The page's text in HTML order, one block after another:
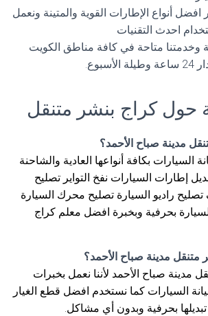
أنواع الإطارات القوية والمتينة ونعمل
احدث التقنيات
وخدمتنا متاحة في كافة مناطق الكويت
حول كراج بنشر متنقل
مدينة صباح الأحمد؟
السيارات بكافة أنواعها العادية والشاحنة
إطارات السيارات نفخ التواير تصليح
راديو السيارة تصليح محرك السيارة
بحرفية وبخبرة افضل معلم كراج
متنقل مدينة صباح الأحمد؟
مدينة صباح الأحمد لأننا نعمل بخبرات
السيارات كما نستخدم افضل قطع الغيار
بحرفية وبدون أي مشاكل.